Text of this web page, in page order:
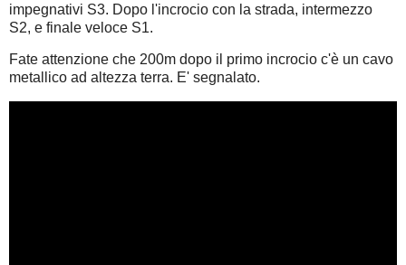
impegnativi S3. Dopo l'incrocio con la strada, intermezzo
S2, e finale veloce S1.
Fate attenzione che 200m dopo il primo incrocio c'è un cavo
metallico ad altezza terra. E' segnalato.